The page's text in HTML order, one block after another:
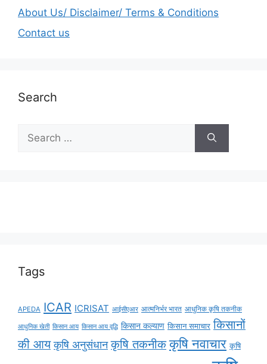
About Us/ Disclaimer/ Terms & Conditions
Contact us
Search
Tags
APEDA ICAR ICRISAT आईसीएआर आत्मनिर्भर भारत आधुनिक कृषि तकनीक
आधुनिक खेती किसान आय किसान आय वृद्धि किसान कल्याण किसान समाचार किसानों
की आय कृषि अनुसंधान कृषि तकनीक कृषि नवाचार कृषि